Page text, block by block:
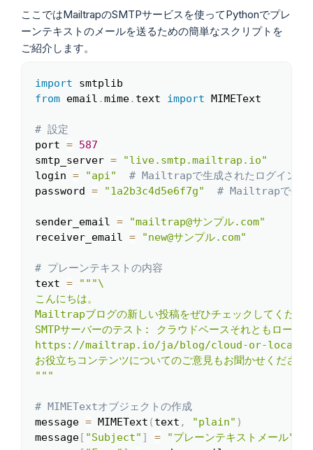
ここではMailtrapのSMTPサービスを使ってPythonでプレ
ーンテキストのメールを送るための簡単なスクリプトを
ご紹介します。
import
from email .mime. text import MIMEText
# 設定
port = 587
smtp_server =
"live.smtp.mailtrap.io"
login = "api"
# Mailtrapで生成されたログイン
password = "1a2b3c4d5e6f7g" # Mailtrapで生成
sender_email =
"mailtrap@サンプル.com"
receiver_email = "new@サンプル.com"
# プレーンテキストの内容
text =
"""\
こんにちは。
Mailtrapブログの新しい投稿をぜひチェックしてくださ
SMTPサーバーのテスト: クラウドベースそれともローカ
https://mailtrap.io/ja/blog/cloud-or-local-
お役立ちコンテンツについてのご意見もお聞かせください
"""
# MIMETextオブジェクトの作成
message = MIMEText ( text , "plain" )
message[ "Subject" ] =
"プレーンテキストメール"